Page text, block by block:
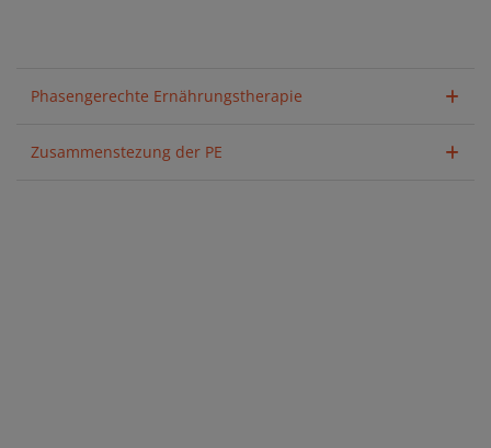
Phasengerechte Ernährungstherapie
Zusammenstezung der PE